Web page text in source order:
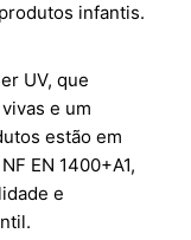
infantis.
UV, que
e um
estão em
EN 1400+A1,
e